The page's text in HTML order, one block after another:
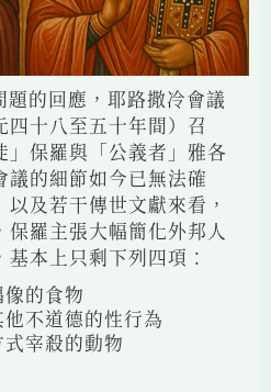
的回應，耶路撒冷會議
十八至五十年間）召
」保羅與「公義者」雅各
議的細節如今已無法確
及若干傳世文獻來看，
羅主張大幅簡化外邦人
本上只剩下列四項：
的食物
不道德的性行為
宰殺的動物